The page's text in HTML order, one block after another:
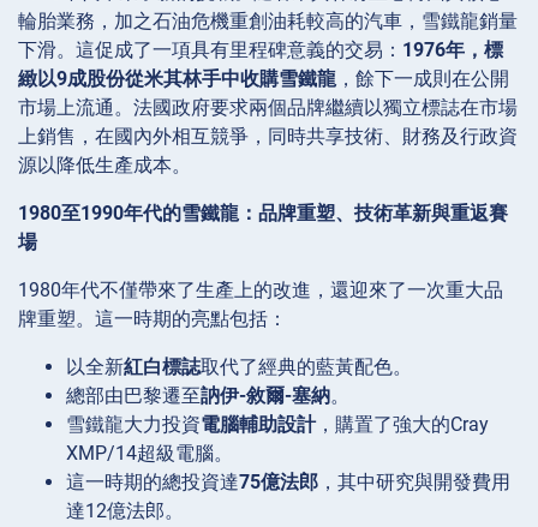
輪胎業務，加之石油危機重創油耗較高的汽車，雪鐵龍銷量
下滑。這促成了一項具有里程碑意義的交易： 1976年，標
緻以9成股份從米其林手中收購雪鐵龍，餘下一成則在公開
市場上流通。法國政府要求兩個品牌繼續以獨立標誌在市場
上銷售，在國內外相互競爭，同時共享技術、財務及行政資
源以降低生產成本。
1980至1990年代的雪鐵龍：品牌重塑、技術革新與重返賽
場
1980年代不僅帶來了生產上的改進，還迎來了一次重大品
牌重塑。這一時期的亮點包括：
以全新紅白標誌取代了經典的藍黃配色。
總部由巴黎遷至訥伊-敘爾-塞納。
雪鐵龍大力投資電腦輔助設計，購置了強大的Cray
XMP/14超級電腦。
這一時期的總投資達75億法郎 ，其中研究與開發費用
達12億法郎。